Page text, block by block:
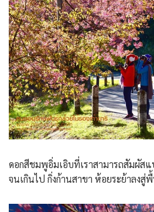
ดอกสีชมพูอิ่มเอิบที่เราสามารถสัมผัส
จนเกินไป กิ่งก้านสาขา ห้อยระย้าลงสู่